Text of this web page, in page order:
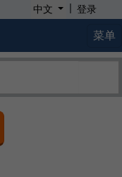
中文 | 登录
菜单